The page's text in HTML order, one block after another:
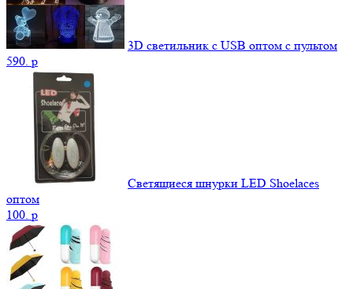
3D светильник c USB оптом с пультом
590. p
Светящиеся шнурки LED Shoelaces
оптом
100. p